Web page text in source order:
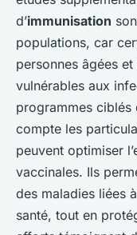
d’immunisation
populations, car
personnes âgées
vulnérables aux
programmes ciblés
compte les
peuvent optimiser
vaccinales. Ils
des maladies liées
santé, tout en